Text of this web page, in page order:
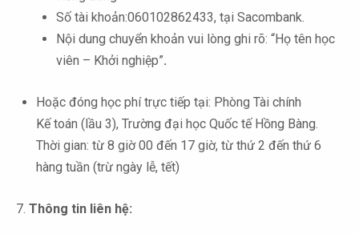
Số tài khoản:060102862433, tại Sacombank.
Nội dung chuyển khoản vui lòng ghi rõ: “Họ tên học
viên – Khởi nghiệp”.
Hoặc đóng học phí trực tiếp tại: Phòng Tài chính
Kế toán (lầu 3), Trường đại học Quốc tế Hồng Bàng.
Thời gian: từ 8 giờ 00 đến 17 giờ, từ thứ 2 đến thứ 6
hàng tuần (trừ ngày lễ, tết)
7. Thông tin liên hệ: